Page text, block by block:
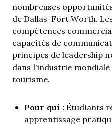
nombreuses
de Dallas-Fort Worth.
compétences
capacités de
principes de leadership
dans l'industrie
tourisme.
Pour qui : Étudiants
apprentissage